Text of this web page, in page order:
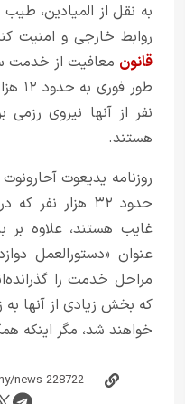
به نقل از المیادین،
روابط خارجی و امنیت
قانون معافیت از خدمت
نفر از آنها نیروی
هستند.
روزنامه یدیعوت
حدود ۳۲ هزار نفر که در حال حاضر از خدمت
عنوان «دستورالعمل
مراحل خدمت را
که بخش زیادی از آنها
خواهند شد، مگر اینکه